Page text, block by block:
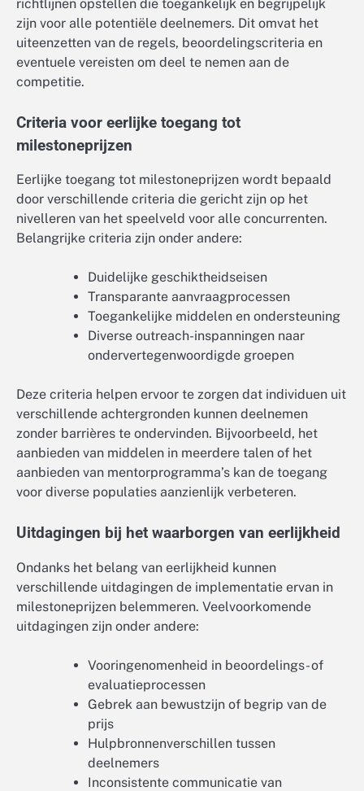
richtlijnen opstellen die toegankelijk en begrijpelijk
zijn voor alle potentiële deelnemers. Dit omvat het
uiteenzetten van de regels, beoordelingscriteria en
eventuele vereisten om deel te nemen aan de
competitie.
Criteria voor eerlijke toegang tot
milestoneprijzen
Eerlijke toegang tot milestoneprijzen wordt bepaald
door verschillende criteria die gericht zijn op het
nivelleren van het speelveld voor alle concurrenten.
Belangrijke criteria zijn onder andere:
Duidelijke geschiktheidseisen
Transparante aanvraagprocessen
Toegankelijke middelen en ondersteuning
Diverse outreach-inspanningen naar
ondervertegenwoordigde groepen
Deze criteria helpen ervoor te zorgen dat individuen uit
verschillende achtergronden kunnen deelnemen
zonder barrières te ondervinden. Bijvoorbeeld, het
aanbieden van middelen in meerdere talen of het
aanbieden van mentorprogramma’s kan de toegang
voor diverse populaties aanzienlijk verbeteren.
Uitdagingen bij het waarborgen van eerlijkheid
Ondanks het belang van eerlijkheid kunnen
verschillende uitdagingen de implementatie ervan in
milestoneprijzen belemmeren. Veelvoorkomende
uitdagingen zijn onder andere:
Vooringenomenheid in beoordelings- of
evaluatieprocessen
Gebrek aan bewustzijn of begrip van de
prijs
Hulpbronnenverschillen tussen
deelnemers
Inconsistente communicatie van